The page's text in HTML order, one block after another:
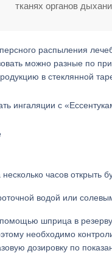
тканях органов
распыления
можно разные по
в стеклянной
ингаляции с
несколько часов открыть
водой или
шприца в
необходимо
дозировку по